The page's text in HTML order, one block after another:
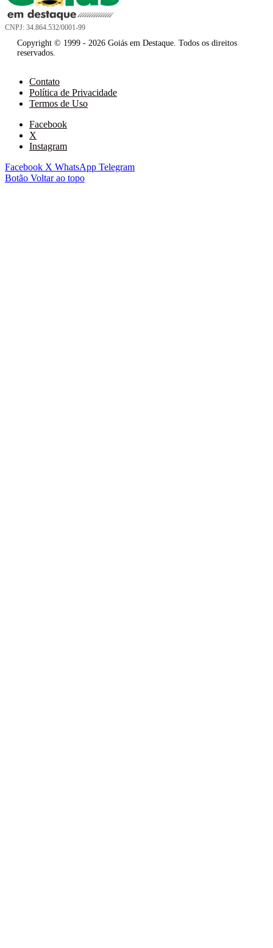
CNPJ: 34.864.532/0001-99
Copyright © 1999 - 2026 Goiás em Destaque. Todos os direitos
reservados.
Contato
Política de Privacidade
Termos de Uso
Facebook
X
Instagram
Facebook X WhatsApp Telegram
Botão Voltar ao topo